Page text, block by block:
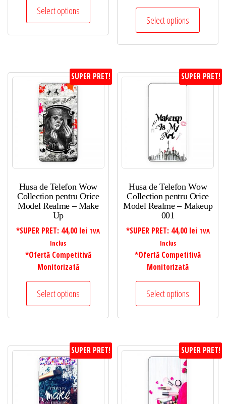
Select options
Select options
SUPER PRET!
Husa de Telefon Wow
Collection pentru Orice
Model Realme – Make
Up
*SUPER PRET: 44,00 lei TVA
Inclus
*Ofertă Competitivă
Monitorizată
Select options
SUPER PRET!
Husa de Telefon Wow
Collection pentru Orice
Model Realme – Makeup
001
*SUPER PRET: 44,00 lei TVA
Inclus
*Ofertă Competitivă
Monitorizată
Select options
SUPER PRET! SUPER PRET!